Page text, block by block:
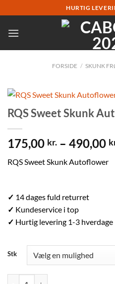
til
indhold
HURTIG
FORSIDE / SKUNK
RQS Sweet Skunk
175,00 kr. – 490,00
RQS Sweet Skunk Autoflower
✓ 14 dages fuld returret
✓ Kundeservice i top
✓ Hurtig levering 1-3 hverdage
Stk